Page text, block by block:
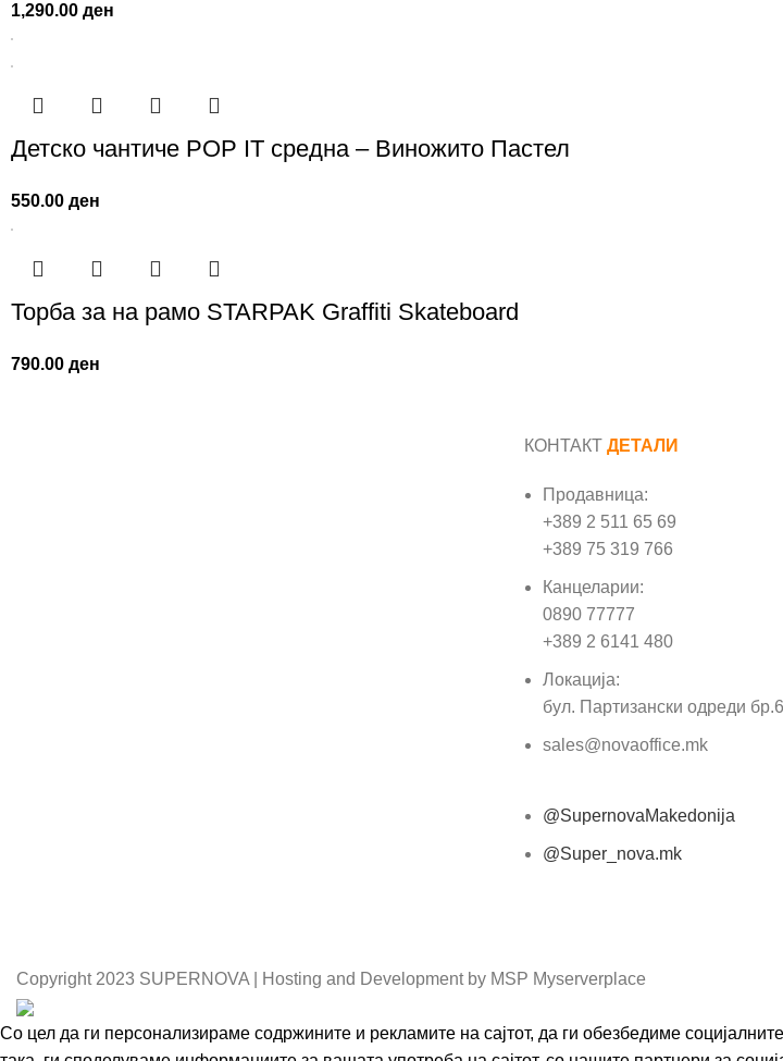
1,290.00ден
Детско чантиче POP IT средна – Виножито Пастел
550.00ден
Торба за на рамо STARPAK Graffiti Skateboard
790.00ден
КОНТАКТ ДЕТАЛИ
Продавница:
+389 2 511 65 69
+389 75 319 766
Канцеларии:
0890 77777
+389 2 6141 480
Локација:
бул. Партизански одреди
sales@novaoffice.mk
@SupernovaMakedonija
@Super_nova.mk
Copyright 2023 SUPERNOVA | Hosting and Development by MSP Myserverplace
Со цел да ги персонализираме содржините и рекламите на сајтот, да ги обезбедиме